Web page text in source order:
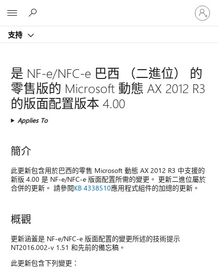
支持
登
入
您
是 NF-e/NFC-e 巴西 （二進位） 的
零售版的 Microsoft 動態 AX 2012 R3
的版面配置版本 4.00
Applies To
簡介
此更新包含用於巴西的零售 Microsoft 動態 AX 2012 R3 中支援的
新版 4.00 是 NF-e/NFC-e 版面配置所需的變更。 更新二進位屬於
合併的更新。 請參閱KB 4338510應用程式組件的加總的更新。
概觀
更新涵蓋是 NF-e/NFC-e 版面配置的變更所述的技術提示
NT2016.002-v 1.51 和先前的備忘稿。
此更新包含下列變更：